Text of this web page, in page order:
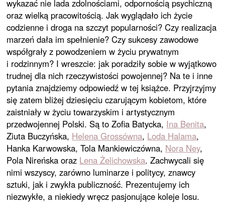
wykazać nie lada zdolnościami, odpornością psychiczną
oraz wielką pracowitością. Jak wyglądało ich życie
codzienne i droga na szczyt popularności? Czy realizacja
marzeń dała im spełnienie? Czy sukcesy zawodowe
współgrały z powodzeniem w życiu prywatnym
i rodzinnym? I wreszcie: jak poradziły sobie w wyjątkowo
trudnej dla nich rzeczywistości powojennej? Na te i inne
pytania znajdziemy odpowiedź w tej książce. Przyjrzyjmy
się zatem bliżej dziesięciu czarującym kobietom, które
zaistniały w życiu towarzyskim i artystycznym
przedwojennej Polski. Są to Zofia Batycka, Ina Benita,
Ziuta Buczyńska, Helena Grossówna, Loda Halama,
Hanka Karwowska, Tola Mankiewiczówna, Nora Ney,
Pola Nireńska oraz Lena Żelichowska. Zachwycali się
nimi wszyscy, zarówno luminarze i politycy, znawcy
sztuki, jak i zwykła publiczność. Prezentujemy ich
niezwykłe, a niekiedy wręcz pasjonujące koleje losu.